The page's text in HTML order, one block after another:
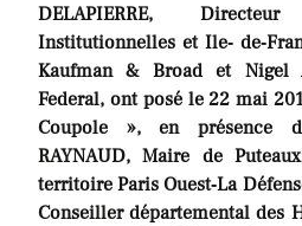
DELAPIERRE,
Institutionnelles et Ile‐
Kaufman & Broad et Nigel
Federal, ont posé le 22 mai
Coupole », en présence
RAYNAUD, Maire de
territoire Paris Ouest‐La
Conseiller départemental des